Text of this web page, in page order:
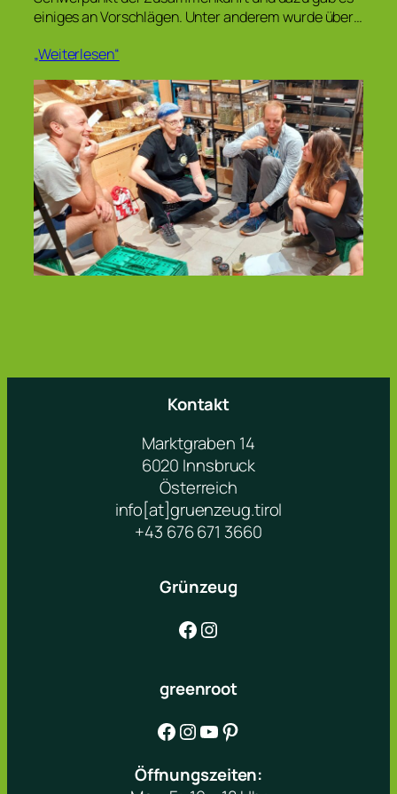
einiges an Vorschlägen. Unter anderem wurde über…
„Weiterlesen“
Kontakt
Marktgraben 14
6020 Innsbruck
Österreich
info[at]gruenzeug.tirol
+43 676 671 3660
Grünzeug
Facebook Instagram
greenroot
Facebook Instagram YouTube Pinterest
Öffnungszeiten: